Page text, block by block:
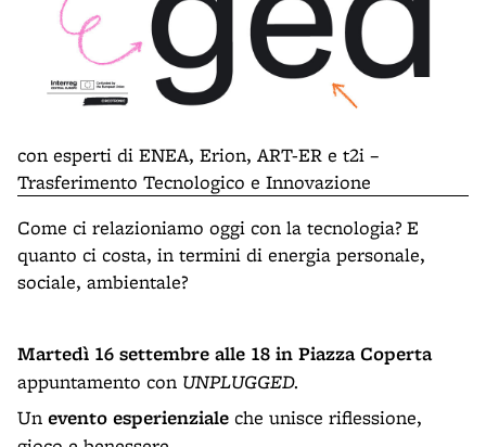
con esperti di ENEA, Erion, ART-ER e t2i –
Trasferimento Tecnologico e Innovazione
Come ci relazioniamo oggi con la tecnologia? E
quanto ci costa, in termini di energia personale,
sociale, ambientale?
Martedì 16 settembre alle 18 in Piazza Coperta
appuntamento con UNPLUGGED.
Un evento esperienziale che unisce riflessione,